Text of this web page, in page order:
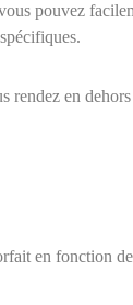
pouvez
rendez en
en fonction